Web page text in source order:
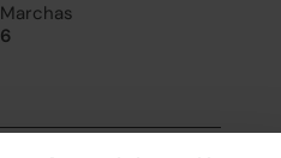
Marchas
6